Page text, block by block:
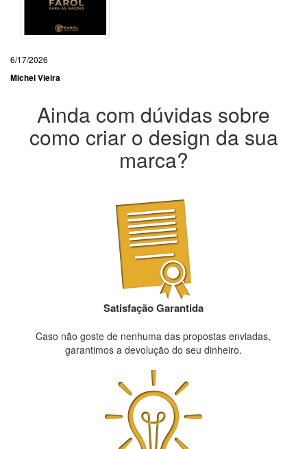
6/17/2026
Michel Vieira
Ainda com dúvidas sobre
como criar o design da sua
marca?
Satisfação Garantida
Caso não goste de nenhuma das propostas enviadas,
garantimos a devolução do seu dinheiro.